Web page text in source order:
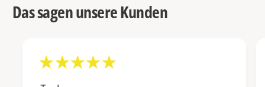
Das sagen unsere Kunden